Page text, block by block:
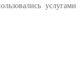
услугами